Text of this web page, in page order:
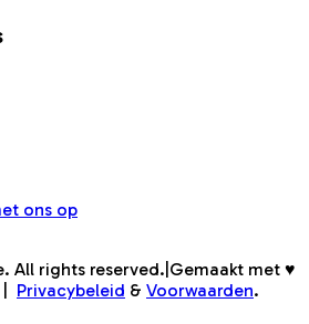
ons op
All rights reserved. Gemaakt met ♥
Privacybeleid & Voorwaarden.